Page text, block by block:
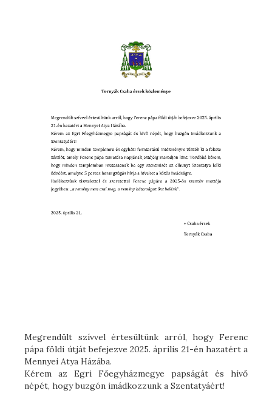
Megrendült szívvel értesültünk arról, hogy Ferenc
pápa földi útját befejezve 2025. április 21-én hazatért a
Mennyei Atya Házába.
Kérem az Egri Főegyházmegye papságát és hívő
népét, hogy buzgón imádkozzunk a Szentatyáért!